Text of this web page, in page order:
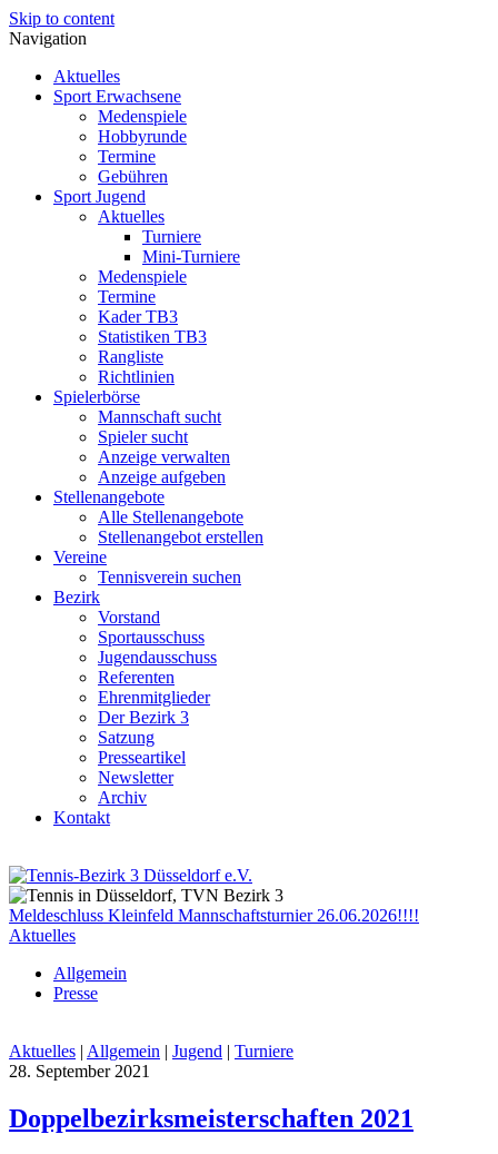
Skip to content
Navigation
Aktuelles
Sport Erwachsene
Medenspiele
Hobbyrunde
Termine
Gebühren
Sport Jugend
Aktuelles
Turniere
Mini-Turniere
Medenspiele
Termine
Kader TB3
Statistiken TB3
Rangliste
Richtlinien
Spielerbörse
Mannschaft sucht
Spieler sucht
Anzeige verwalten
Anzeige aufgeben
Stellenangebote
Alle Stellenangebote
Stellenangebot erstellen
Vereine
Tennisverein suchen
Bezirk
Vorstand
Sportausschuss
Jugendausschuss
Referenten
Ehrenmitglieder
Der Bezirk 3
Satzung
Presseartikel
Newsletter
Archiv
Kontakt
Meldeschluss Kleinfeld Mannschaftsturnier 26.06.2026!!!!
Aktuelles
Allgemein
Presse
Aktuelles | Allgemein | Jugend | Turniere
28. September 2021
Doppelbezirksmeisterschaften 2021